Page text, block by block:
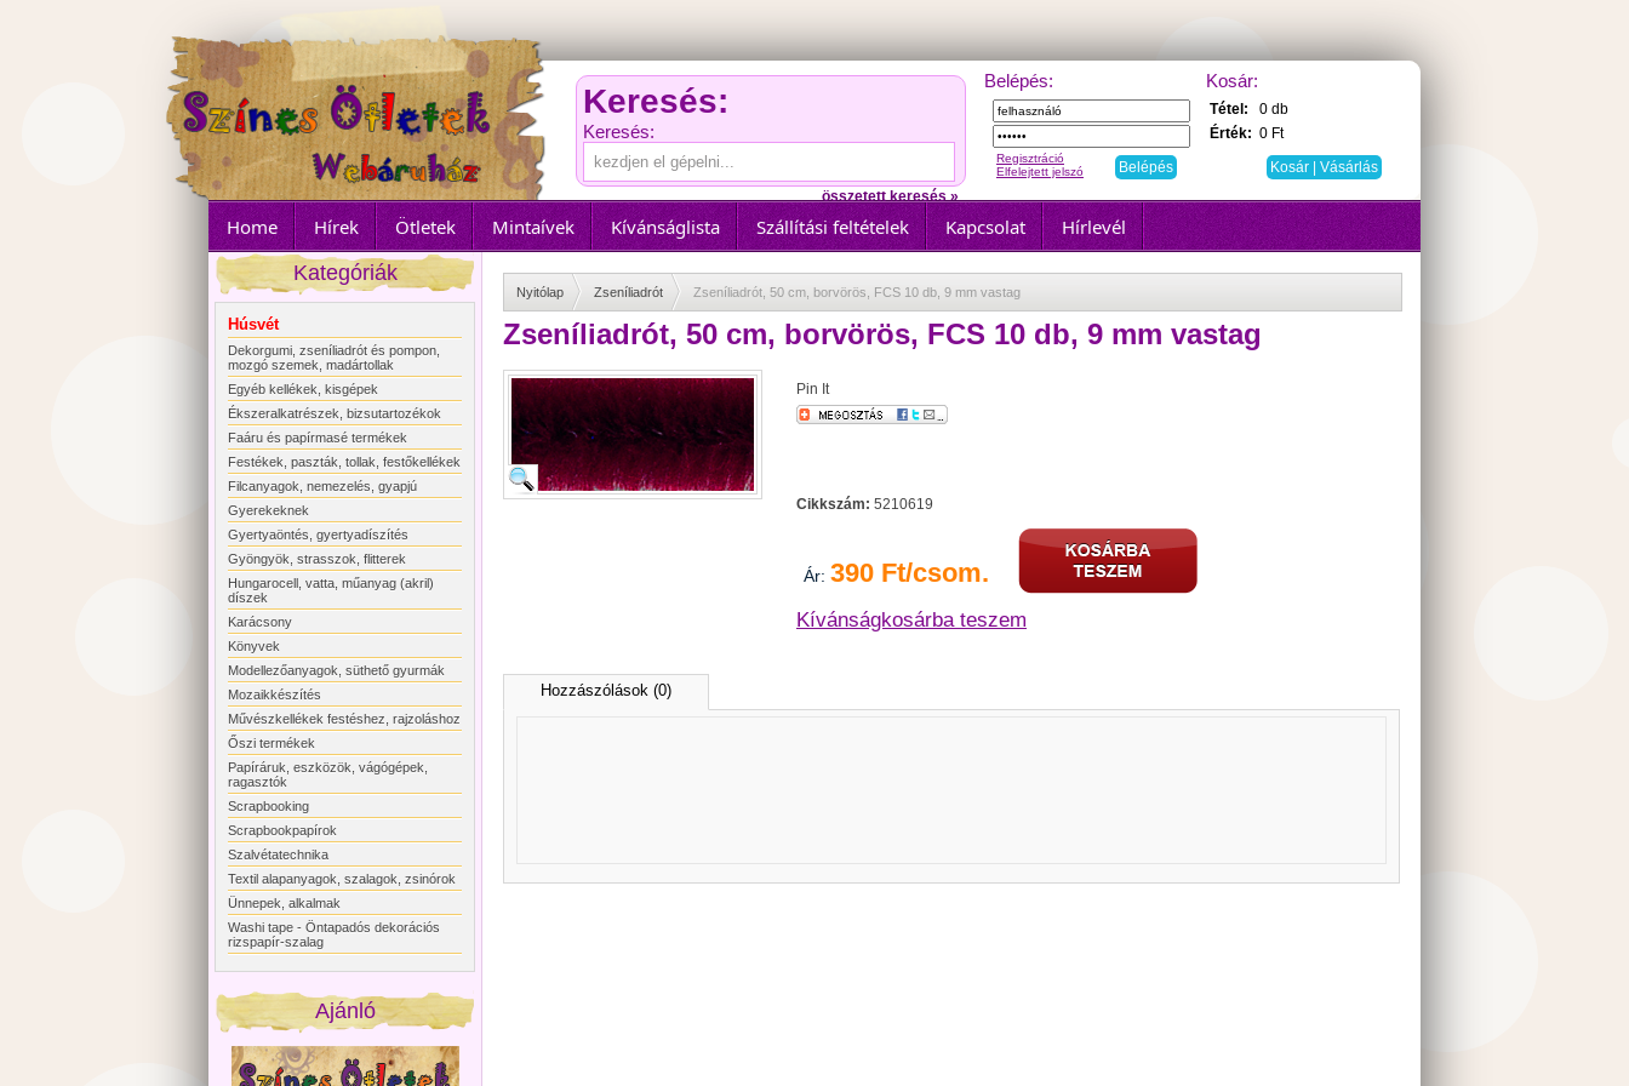
Keresés:
Keresés:
összetett keresés »
Belépés:
Regisztráció
Elfelejtett jelszó
Kosár:
Tétel:
0 db
Érték: 0 Ft
Kosár | Vásárlás
Home Hírek Ötletek Mintaívek Kívánságlista Szállítási feltételek Kapcsolat
Hírlevél
Kategóriák
Húsvét
Dekorgumi, zseníliadrót és pompon,
mozgó szemek, madártollak
Egyéb kellékek, kisgépek
Ékszeralkatrészek, bizsutartozékok
Faáru és papírmasé termékek
Festékek, paszták, tollak, festőkellékek
Filcanyagok, nemezelés, gyapjú
Gyerekeknek
Gyertyaöntés, gyertyadíszítés
Gyöngyök, strasszok, flitterek
Hungarocell, vatta, műanyag (akril)
díszek
Karácsony
Könyvek
Modellezőanyagok, süthető gyurmák
Mozaikkészítés
Művészkellékek festéshez, rajzoláshoz
Őszi termékek
Papíráruk, eszközök, vágógépek,
ragasztók
Scrapbooking
Scrapbookpapírok
Szalvétatechnika
Textil alapanyagok, szalagok, zsinórok
Ünnepek, alkalmak
Washi tape - Öntapadós dekorációs
rizspapír-szalag
Ajánló
Nyitólap Zseníliadrót Zseníliadrót, 50 cm, borvörös, FCS 10 db, 9 mm vastag
Zseníliadrót, 50 cm, borvörös, FCS 10 db, 9 mm vastag
Pin It
Cikkszám: 5210619
Ár: 390 Ft/csom.
Kívánságkosárba teszem
Hozzászólások (0)